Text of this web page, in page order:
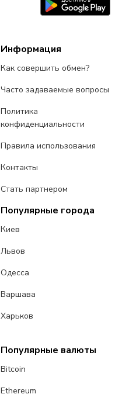
Информация
Как совершить обмен?
Часто задаваемые вопросы
Политика
конфиденциальности
Правила использования
Контакты
Стать партнером
Популярные города
Киев
Львов
Одесса
Варшава
Харьков
Популярные валюты
Bitcoin
Ethereum